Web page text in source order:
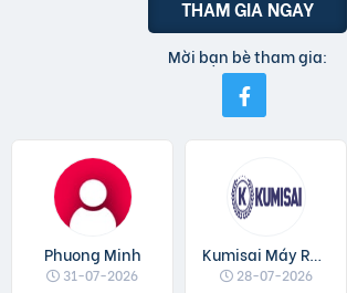
THAM GIA NGAY
Mời bạn bè tham gia:
Phuong Minh
31-07-2026
Kumisai Máy Rửa Xe
28-07-2026